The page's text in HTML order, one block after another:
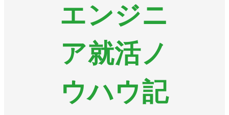
エンジニ
ア就活ノ
ウハウ記